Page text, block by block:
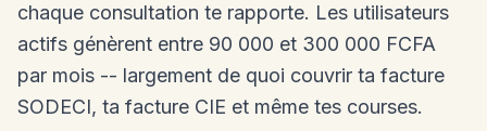
chaque consultation te rapporte. Les utilisateurs
actifs génèrent entre 90 000 et 300 000 FCFA
par mois -- largement de quoi couvrir ta facture
SODECI, ta facture CIE et même tes courses.